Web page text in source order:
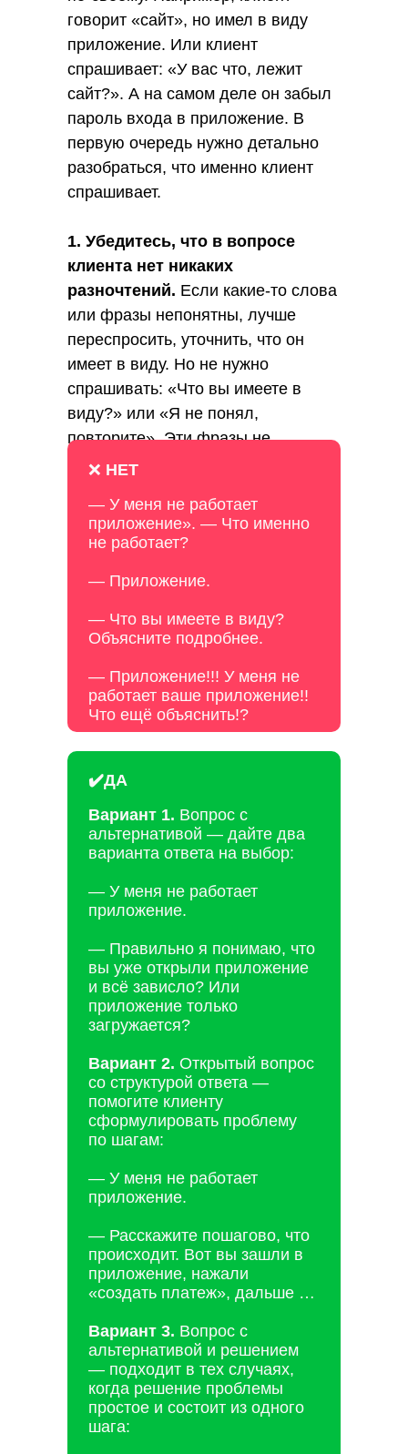
говорит «сайт», но имел в виду
приложение. Или клиент
спрашивает: «У вас что, лежит
сайт?». А на самом деле он забыл
пароль входа в приложение. В
первую очередь нужно детально
разобраться, что именно клиент
спрашивает.
1. Убедитесь, что в вопросе
клиента нет никаких
разночтений. Если какие-то слова
или фразы непонятны, лучше
переспросить, уточнить, что он
имеет в виду. Но не нужно
спрашивать: «Что вы имеете в
виду?» или «Я не понял,
повторите». Эти фразы не
работают. Кажется, что клиент
на самом деле он будет повторять
то же самое и раздражаться.
— У меня не работает
приложение». — Что именно
не работает?
— Приложение.
— Что вы имеете в виду?
Объясните подробнее.
— Приложение!!! У меня не
работает ваше приложение!!
Что ещё объяснить!?
❌ НЕТ
✔️ДА
Вариант 1. Вопрос с
альтернативой — дайте два
варианта ответа на выбор:
— У меня не работает
приложение.
— Правильно я понимаю, что
вы уже открыли приложение
и всё зависло? Или
приложение только
загружается?
Вариант 2. Открытый вопрос
со структурой ответа —
помогите клиенту
сформулировать проблему
по шагам:
— У меня не работает
приложение.
— Расскажите пошагово, что
происходит. Вот вы зашли в
приложение, нажали
«создать платеж», дальше …
Вариант 3. Вопрос с
альтернативой и решением
— подходит в тех случаях,
когда решение проблемы
простое и состоит из одного
шага: